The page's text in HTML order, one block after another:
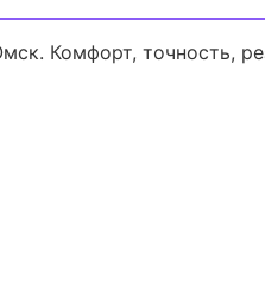
Комфорт, точность,